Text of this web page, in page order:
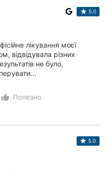
5.0
лікування моєї
відвідувала різних
не було,
вже після другого прий...
thumb_up_alt
Полезно
5.0